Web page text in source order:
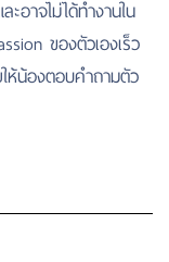
อาจไม่ได้ทำงานใน
ของตัวเองเร็ว
ห้น้องตอบคำถามตัว